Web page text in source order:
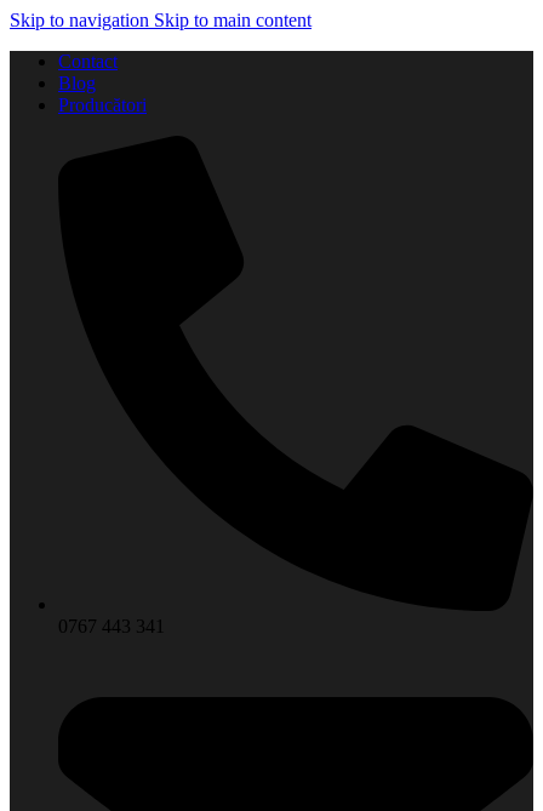
Skip to navigation Skip to main content
Contact
Blog
Producători
0767 443 341